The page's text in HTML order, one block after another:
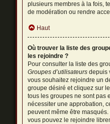
plusieurs membres à la fois,
de modération ou rendre
Haut
Où trouver la liste des
les rejoindre ?
Pour consulter la liste des
Groupes d’utilisateurs depuis
vous souhaitez rejoindre un
groupe désiré et cliquez sur
tous les groupes ne sont pas
nécessiter une approbation,
peuvent même être
vous pouvez le rejoindre